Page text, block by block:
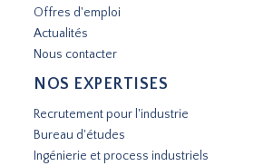
Offres d'emploi
Actualités
Nous contacter
NOS EXPERTISES
Recrutement pour l'industrie
Bureau d'études
Ingénierie et process industriels